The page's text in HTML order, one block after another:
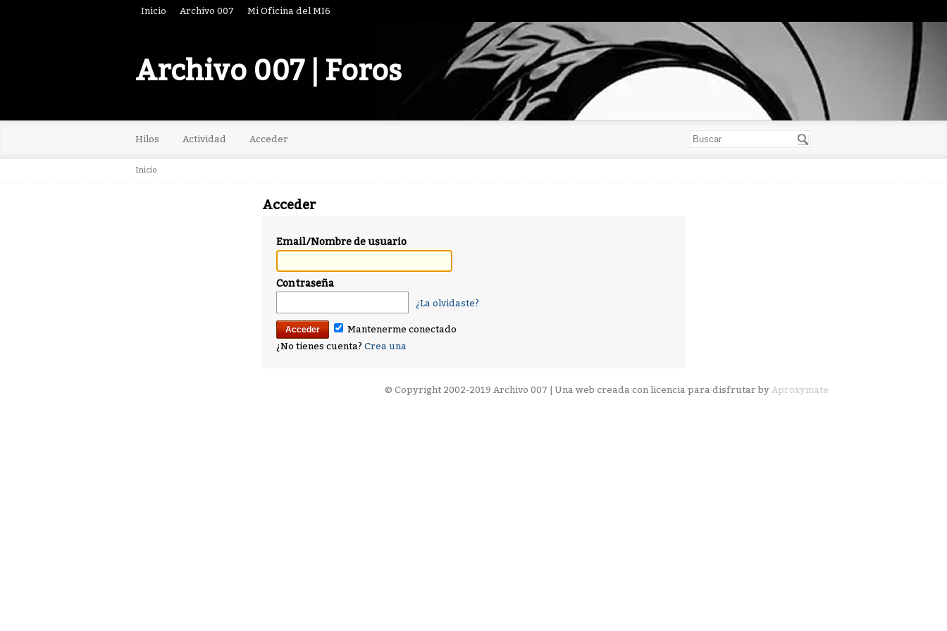
Inicio Archivo 007 Mi Oficina del MI6
Archivo 007 | Foros
Hilos Actividad Acceder
Inicio
Acceder
Email/Nombre de usuario
Contraseña
¿La olvidaste?
Mantenerme conectado
¿No tienes cuenta? Crea una
© Copyright 2002-2019 Archivo 007 | Una web creada con licencia para disfrutar by Aproxymate